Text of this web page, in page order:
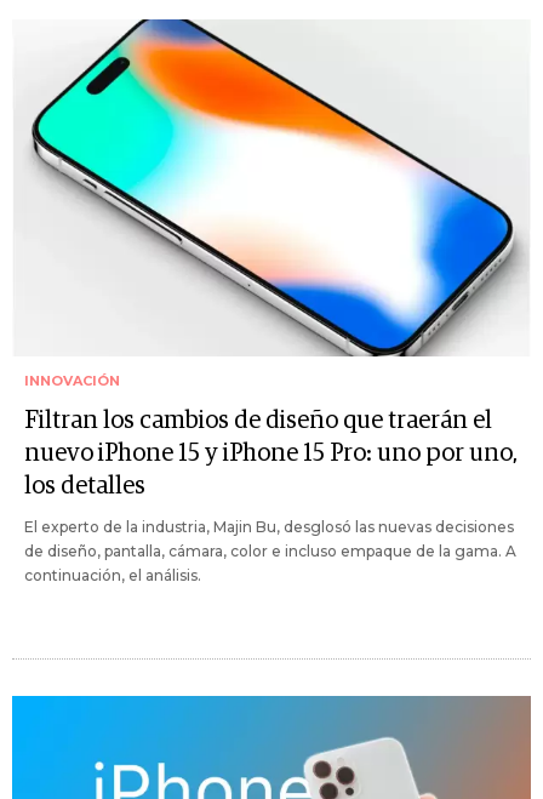
INNOVACIÓN
Filtran los cambios de diseño que traerán el
nuevo iPhone 15 y iPhone 15 Pro: uno por uno,
los detalles
El experto de la industria, Majin Bu, desglosó las nuevas decisiones
de diseño, pantalla, cámara, color e incluso empaque de la gama. A
continuación, el análisis.